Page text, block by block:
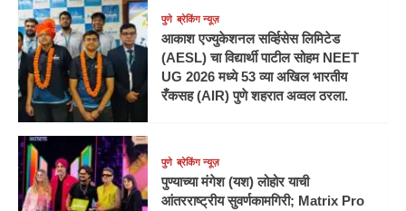
पुणे ब्रेकिंग न्यूज़
आकाश एज्युकेशनल सर्व्हिसेस लिमिटेड
(AESL) चा विद्यार्थी पाटील सोहम NEET
UG 2026 मध्ये 53 व्या अखिल भारतीय
रँकसह (AIR) पुणे शहरात अव्वल ठरला.
पुणे ब्रेकिंग न्यूज़
पुण्याच्या मंगेश (यश) लोहोर याची
आंतरराष्ट्रीय सुवर्णकामगिरी; Matrix Pro